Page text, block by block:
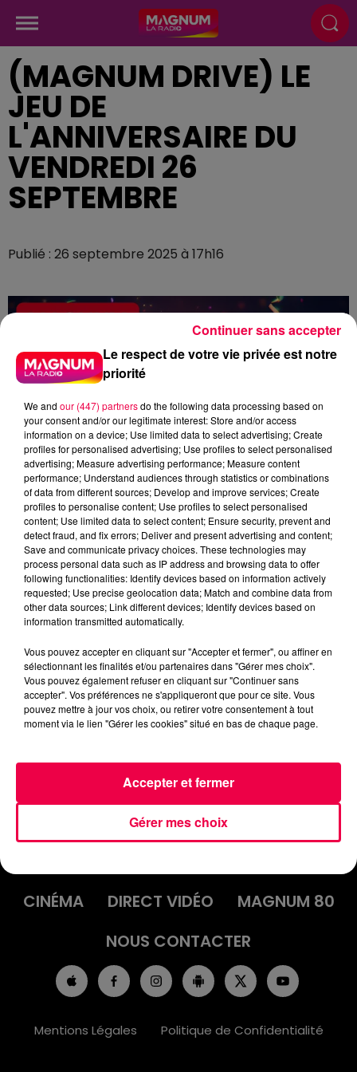
(MAGNUM DRIVE) LE
JEU DE
L'ANNIVERSAIRE DU
VENDREDI 26
SEPTEMBRE
Publié : 26 septembre 2025 à 17h16
podcasts/2025/09/20250926-ANNIVERSAIRES.mp3
INFOS
EMISSIONS
CINÉMA
DIRECT VIDÉO
MAGNUM 80
NOUS CONTACTER
Mentions Légales Politique de Confidentialité
Le respect de votre vie privée est notre
priorité
We and our (447) partnersdo the following data processing based on
your consent and/or our legitimate interest: Store and/or access
information on a device; Use limited data to select advertising; Create
profiles for personalised advertising; Use profiles to select personalised
advertising; Measure advertising performance; Measure content
performance; Understand audiences through statistics or combinations
of data from different sources; Develop and improve services; Create
profiles to personalise content; Use profiles to select personalised
content; Use limited data to select content; Ensure security, prevent and
detect fraud, and fix errors; Deliver and present advertising and content;
Save and communicate privacy choices. These technologies may
process personal data such as IP address and browsing data to offer
following functionalities: Identify devices based on information actively
requested; Use precise geolocation data; Match and combine data from
other data sources; Link different devices; Identify devices based on
information transmitted automatically.
Vous pouvez accepter en cliquant sur "Accepter et fermer", ou affiner en
sélectionnant les finalités et/ou partenaires dans "Gérer mes choix".
Vous pouvez également refuser en cliquant sur "Continuer sans
accepter". Vos préférences ne s'appliqueront que pour ce site. Vous
pouvez mettre à jour vos choix, ou retirer votre consentement à tout
moment via le lien "Gérer les cookies" situé en bas de chaque page.
Gérer mes choix
Accepter et fermer
Continuer sans accepter